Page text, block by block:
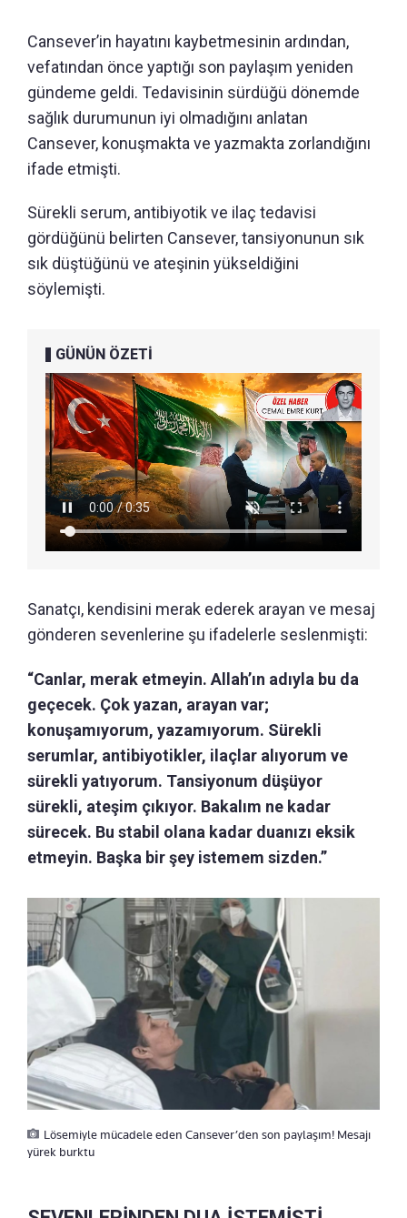
Cansever’in hayatını kaybetmesinin ardından,
vefatından önce yaptığı son paylaşım yeniden
gündeme geldi. Tedavisinin sürdüğü dönemde
sağlık durumunun iyi olmadığını anlatan
Cansever, konuşmakta ve yazmakta zorlandığını
ifade etmişti.
Sürekli serum, antibiyotik ve ilaç tedavisi
gördüğünü belirten Cansever, tansiyonunun sık
sık düştüğünü ve ateşinin yükseldiğini
söylemişti.
GÜNÜN ÖZETİ
Sanatçı, kendisini merak ederek arayan ve mesaj
gönderen sevenlerine şu ifadelerle seslenmişti:
“Canlar, merak etmeyin. Allah’ın adıyla bu da
geçecek. Çok yazan, arayan var;
konuşamıyorum, yazamıyorum. Sürekli
serumlar, antibiyotikler, ilaçlar alıyorum ve
sürekli yatıyorum. Tansiyonum düşüyor
sürekli, ateşim çıkıyor. Bakalım ne kadar
sürecek. Bu stabil olana kadar duanızı eksik
etmeyin. Başka bir şey istemem sizden.”
Lösemiyle mücadele eden Cansever’den son paylaşım! Mesajı
yürek burktu